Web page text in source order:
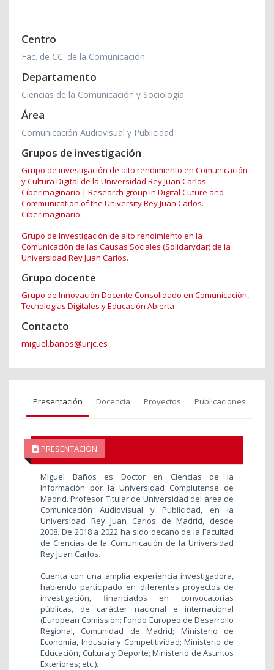
Centro
Fac. de CC. de la Comunicación
Departamento
Ciencias de la Comunicación y Sociología
Área
Comunicación Audiovisual y Publicidad
Grupos de investigación
Grupo de investigación de alto rendimiento en Comunicación
y Cultura Digital de la Universidad Rey Juan Carlos.
Ciberimaginario | Research group in Digital Cuture and
Communication of the University Rey Juan Carlos.
Ciberimaginario.
Grupo de Investigación de alto rendimiento en la
Comunicación de las Causas Sociales (Solidarydar) de la
Universidad Rey Juan Carlos.
Grupo docente
Grupo de Innovación Docente Consolidado en Comunicación,
Tecnologías Digitales y Educación Abierta
Contacto
miguel.banos@urjc.es
Presentación Docencia Proyectos Publicaciones
PRESENTACIÓN
Miguel Baños es Doctor en Ciencias de la
Información por la Universidad Complutense de
Madrid. Profesor Titular de Universidad del área de
Comunicación Audiovisual y Publicidad, en la
Universidad Rey Juan Carlos de Madrid, desde
2008. De 2018 a 2022 ha sido decano de la Facultad
de Ciencias de la Comunicación de la Universidad
Rey Juan Carlos.
Cuenta con una amplia experiencia investigadora,
habiendo participado en diferentes proyectos de
investigación, financiados en convocatorias
públicas, de carácter nacional e internacional
(European Comission; Fondo Europeo de Desarrollo
Regional, Comunidad de Madrid; Ministerio de
Economía, Industria y Competitividad; Ministerio de
Educación, Cultura y Deporte; Ministerio de Asuntos
Exteriores; etc.).